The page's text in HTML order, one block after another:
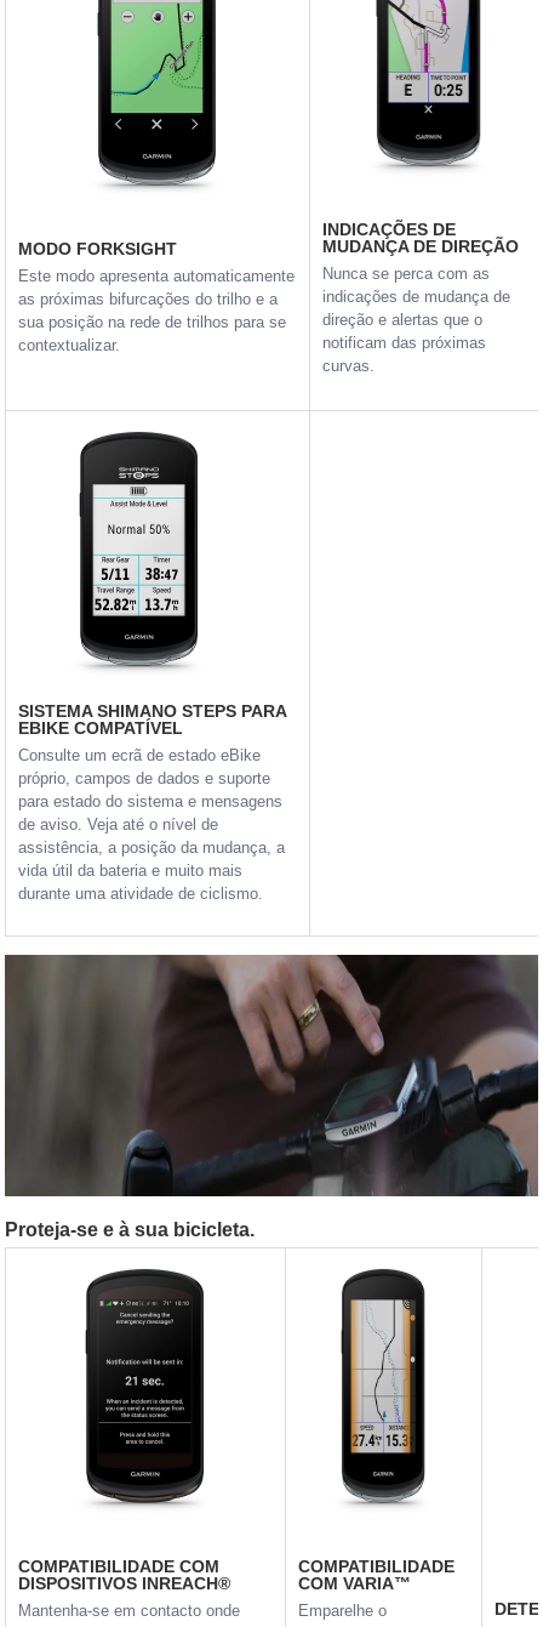
MODO FORKSIGHT
Este modo apresenta automaticamente
as próximas bifurcações do trilho e a
sua posição na rede de trilhos para se
contextualizar.
INDICAÇÕES DE
MUDANÇA DE DIREÇÃO
Nunca se perca com as
indicações de mudança de
direção e alertas que o
notificam das próximas
curvas.
SISTEMA SHIMANO STEPS PARA
EBIKE COMPATÍVEL
Consulte um ecrã de estado eBike
próprio, campos de dados e suporte
para estado do sistema e mensagens
de aviso. Veja até o nível de
assistência, a posição da mudança, a
vida útil da bateria e muito mais
durante uma atividade de ciclismo.
Proteja-se e à sua bicicleta.
COMPATIBILIDADE COM
DISPOSITIVOS INREACH®
Mantenha-se em contacto onde
COMPATIBILIDADE
COM VARIA™
Emparelhe o